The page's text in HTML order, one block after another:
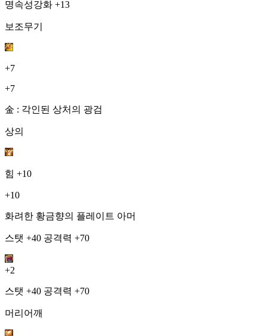
명속성강화 +13
보조무기
+7
+7
金 : 각인된 상처의 광검
상의
힘 +10
+10
화려한 황금향의 플레이트 아머
스탯 +40 공격력 +70
+2
스탯 +40 공격력 +70
머리어깨